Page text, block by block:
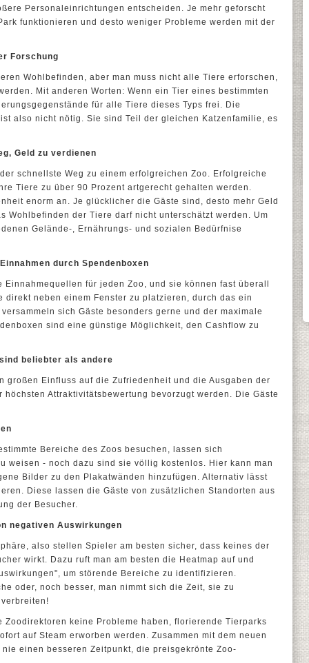
Personaleinrichtungen entscheiden. Je mehr geforscht
funktionieren und desto weniger Probleme werden mit der
Forschung
Wohlbefinden, aber man muss nicht alle Tiere erforschen,
Mit anderen Worten: Wenn ein Tier eines bestimmten
für alle Tiere dieses Typs frei. Die
also nicht nötig. Sie sind Teil der gleichen Katzenfamilie, es
Geld zu verdienen
schnellste Weg zu einem erfolgreichen Zoo. Erfolgreiche
Tiere zu über 90 Prozent artgerecht gehalten werden.
enorm an. Je glücklicher die Gäste sind, desto mehr Geld
Wohlbefinden der Tiere darf nicht unterschätzt werden. Um
Gelände-, Ernährungs- und sozialen Bedürfnise
durch Spendenboxen
für jeden Zoo, und sie können fast überall
neben einem Fenster zu platzieren, durch das ein
sich Gäste besonders gerne und der maximale
sind eine günstige Möglichkeit, den Cashflow zu
beliebter als andere
großen Einfluss auf die Zufriedenheit und die Ausgaben der
Attraktivitätsbewertung bevorzugt werden. Die Gäste
Bereiche des Zoos besuchen, lassen sich
weisen - noch dazu sind sie völlig kostenlos. Hier kann man
Bilder zu den Plakatwänden hinzufügen. Alternativ lässt
Diese lassen die Gäste von zusätzlichen Standorten aus
der Besucher.
negativen Auswirkungen
also stellen Spieler am besten sicher, dass keines der
wirkt. Dazu ruft man am besten die Heatmap auf und
um störende Bereiche zu identifizieren.
oder, noch besser, man nimmt sich die Zeit, sie zu
Zoodirektoren keine Probleme haben, florierende Tierparks
auf Steam erworben werden. Zusammen mit dem neuen
einen besseren Zeitpunkt, die preisgekrönte Zoo-